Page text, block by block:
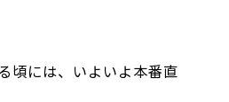
頃には、いよいよ本番直